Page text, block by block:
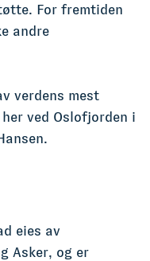
For fremtiden
andre
verdens mest
ved Oslofjorden i
eies av
Asker, og er